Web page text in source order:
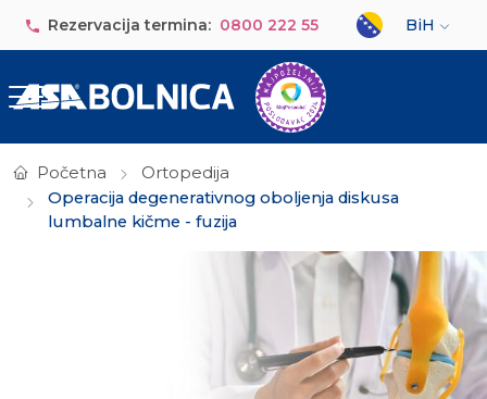
Rezervacija termina: 0800 222 55
Select your
BiH
Početna
Ortopedija
Operacija degenerativnog oboljenja diskusa
lumbalne kičme - fuzija